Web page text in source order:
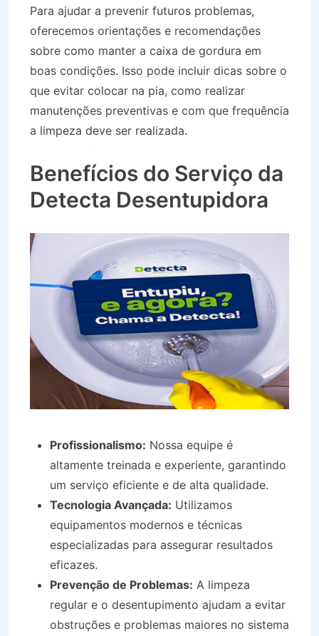
Para ajudar a prevenir futuros problemas,
oferecemos orientações e recomendações
sobre como manter a caixa de gordura em
boas condições. Isso pode incluir dicas sobre o
que evitar colocar na pia, como realizar
manutenções preventivas e com que frequência
a limpeza deve ser realizada.
Benefícios do Serviço da
Detecta Desentupidora
Profissionalismo: Nossa equipe é
altamente treinada e experiente, garantindo
um serviço eficiente e de alta qualidade.
Tecnologia Avançada: Utilizamos
equipamentos modernos e técnicas
especializadas para assegurar resultados
eficazes.
Prevenção de Problemas: A limpeza
regular e o desentupimento ajudam a evitar
obstruções e problemas maiores no sistema